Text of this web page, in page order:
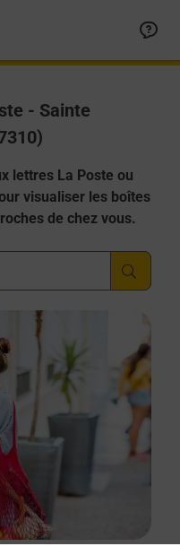
- Sainte
lettres La Poste ou
visualiser les boîtes
de chez vous.